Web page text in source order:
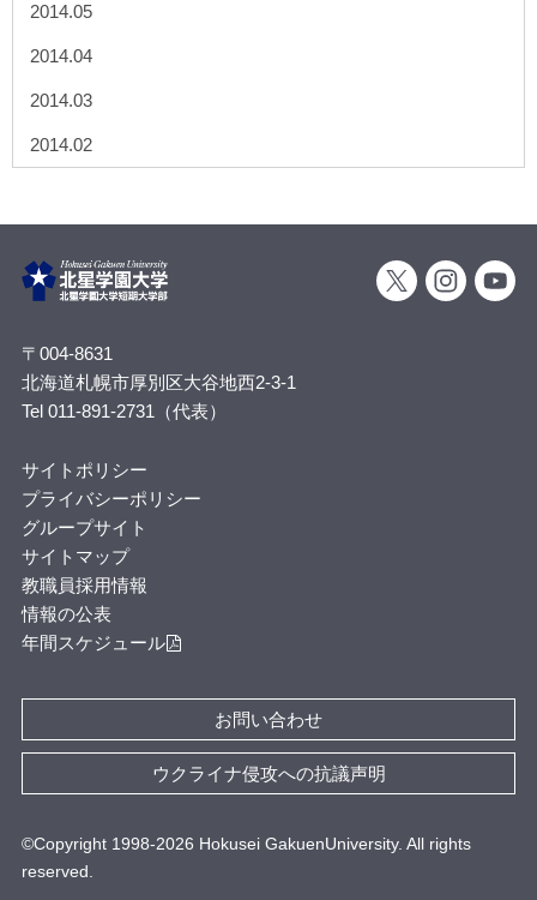
2014.05
2014.04
2014.03
2014.02
〒004-8631
北海道札幌市厚別区大谷地西2-3-1
Tel 011-891-2731（代表）
サイトポリシー
プライバシーポリシー
グループサイト
サイトマップ
教職員採用情報
情報の公表
年間スケジュール
お問い合わせ
ウクライナ侵攻への抗議声明
©Copyright 1998-2026 Hokusei GakuenUniversity. All rights
reserved.